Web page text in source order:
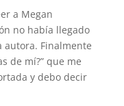
a Megan
no había llegado
Finalmente
de mí?” que me
y debo decir